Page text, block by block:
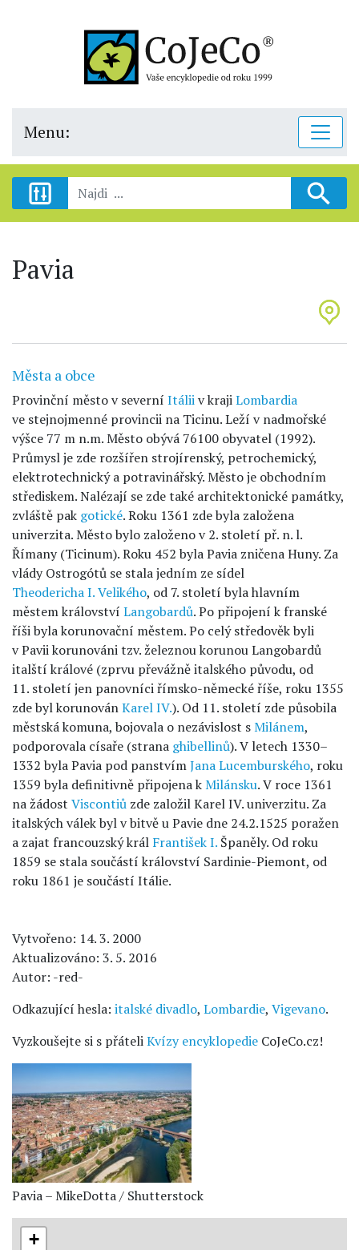
Menu:
Pavia
Města a obce
Provinční město v severní Itáliiv krajiLombardia
ve stejnojmenné provincii na Ticinu. Leží v nadmořské
výšce 77 m n.m. Město obývá 76100 obyvatel (1992).
Průmysl je zde rozšířen strojírenský, petrochemický,
elektrotechnický a potravinářský. Město je obchodním
střediskem. Nalézají se zde také architektonické památky,
zvláště pak gotické. Roku 1361 zde byla založena
univerzita. Město bylo založeno v 2. století př. n. l.
Římany (Ticinum). Roku 452 byla Pavia zničena Huny. Za
vlády Ostrogótů se stala jedním ze sídel
Theodericha I. Velikého, od 7. století byla hlavním
městem království Langobardů. Po připojení k franské
říši byla korunovační městem. Po celý středověk byli
v Pavii korunováni tzv. železnou korunou Langobardů
italští králové (zprvu převážně italského původu, od
11. století jen panovníci římsko-německé říše, roku 1355
zde byl korunovánKarel IV.). Od 11. století zde působila
městská komuna, bojovala o nezávislost sMilánem,
podporovala císaře (strana ghibellinů). V letech 1330–
1332 byla Pavia pod panstvímJana Lucemburského, roku
1359 byla definitivně připojena kMilánsku. V roce 1361
na žádost Viscontiů zde založil Karel IV. univerzitu. Za
italských válek byl v bitvě u Pavie dne 24.2.1525 poražen
a zajat francouzský král František I. Španěly. Od roku
1859 se stala součástí království Sardinie-Piemont, od
roku 1861 je součástí Itálie.
Vytvořeno: 14. 3. 2000
Aktualizováno: 3. 5. 2016
Autor: -red-
Odkazující hesla: italské divadlo, Lombardie, Vigevano.
Vyzkoušejte si s přáteliKvízy encyklopedie CoJeCo.cz!
Pavia – MikeDotta / Shutterstock
+